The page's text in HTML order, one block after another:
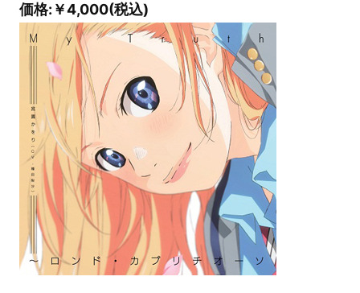
価格:￥4,000(税込)